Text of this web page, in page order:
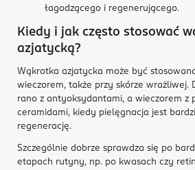
łagodzącego i regenerującego.
Kiedy i jak często stosować
azjatycką?
Wąkrotka azjatycka może być
wieczorem, także przy skórze wrażliwej.
rano z antyoksydantami, a wieczorem z
ceramidami, kiedy pielęgnacja jest
regenerację.
Szczególnie dobrze sprawdza się po
etapach rutyny, np. po kwasach czy